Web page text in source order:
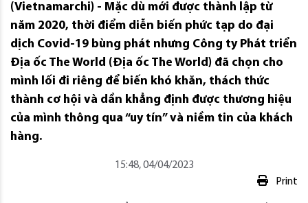
(Vietnamarchi) - Mặc dù mới được thành lập từ
năm 2020, thời điểm diễn biến phức tạp do đại
dịch Covid-19 bùng phát nhưng Công ty Phát triển
Địa ốc The World (Địa ốc The World) đã chọn cho
mình lối đi riêng để biến khó khăn, thách thức
thành cơ hội và dần khẳng định được thương hiệu
của mình thông qua “uy tín” và niềm tin của khách
hàng.
15:48, 04/04/2023
Print